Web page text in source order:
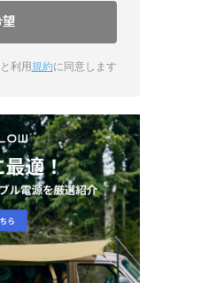
と利用規約に同意します